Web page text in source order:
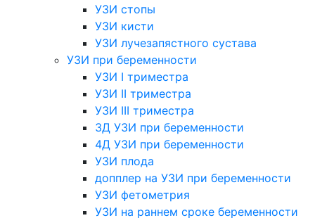
УЗИ стопы
УЗИ кисти
УЗИ лучезапястного сустава
УЗИ при беременности
УЗИ I триместра
УЗИ II триместра
УЗИ III триместра
3Д УЗИ при беременности
4Д УЗИ при беременности
УЗИ плода
допплер на УЗИ при беременности
УЗИ фетометрия
УЗИ на раннем сроке беременности